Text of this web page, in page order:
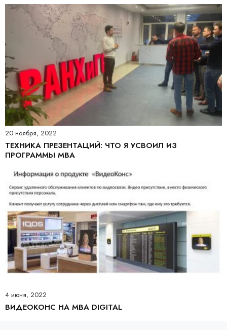
20 ноября, 2022
ТЕХНИКА ПРЕЗЕНТАЦИЙ: ЧТО Я УСВОИЛ ИЗ
ПРОГРАММЫ MBA
4 июня, 2022
ВИДЕОКОНС НА MBA DIGITAL